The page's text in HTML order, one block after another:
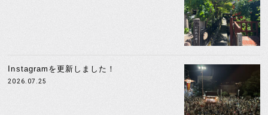
Instagramを更新しました！
2026.07.25